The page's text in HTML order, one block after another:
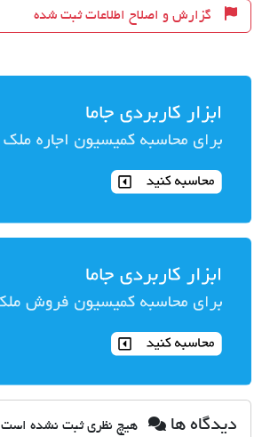
گزارش و اصلاح اطلاعات ثبت شده
دیدگاه ها هیچ نظری ثبت نشده است